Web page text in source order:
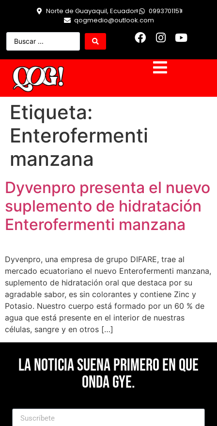
Norte de Guayaquil, Ecuador
0993701151
qogmedio@outlook.com
Etiqueta:
Enterofermenti
manzana
Dyvenpro presenta el nuevo
suplemento de hidratación
Enterofermenti manzana
Dyvenpro, una empresa de grupo DIFARE, trae al
mercado ecuatoriano el nuevo Enterofermenti manzana,
suplemento de hidratación oral que destaca por su
agradable sabor, es sin colorantes y contiene Zinc y
Potasio. Nuestro cuerpo está formado por un 60 % de
agua que está presente en el interior de nuestras
células, sangre y en otros […]
La noticia suena primero en Que
Onda Gye.